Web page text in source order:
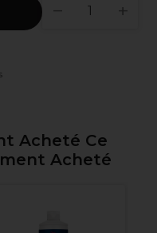
Acheté Ce
Acheté